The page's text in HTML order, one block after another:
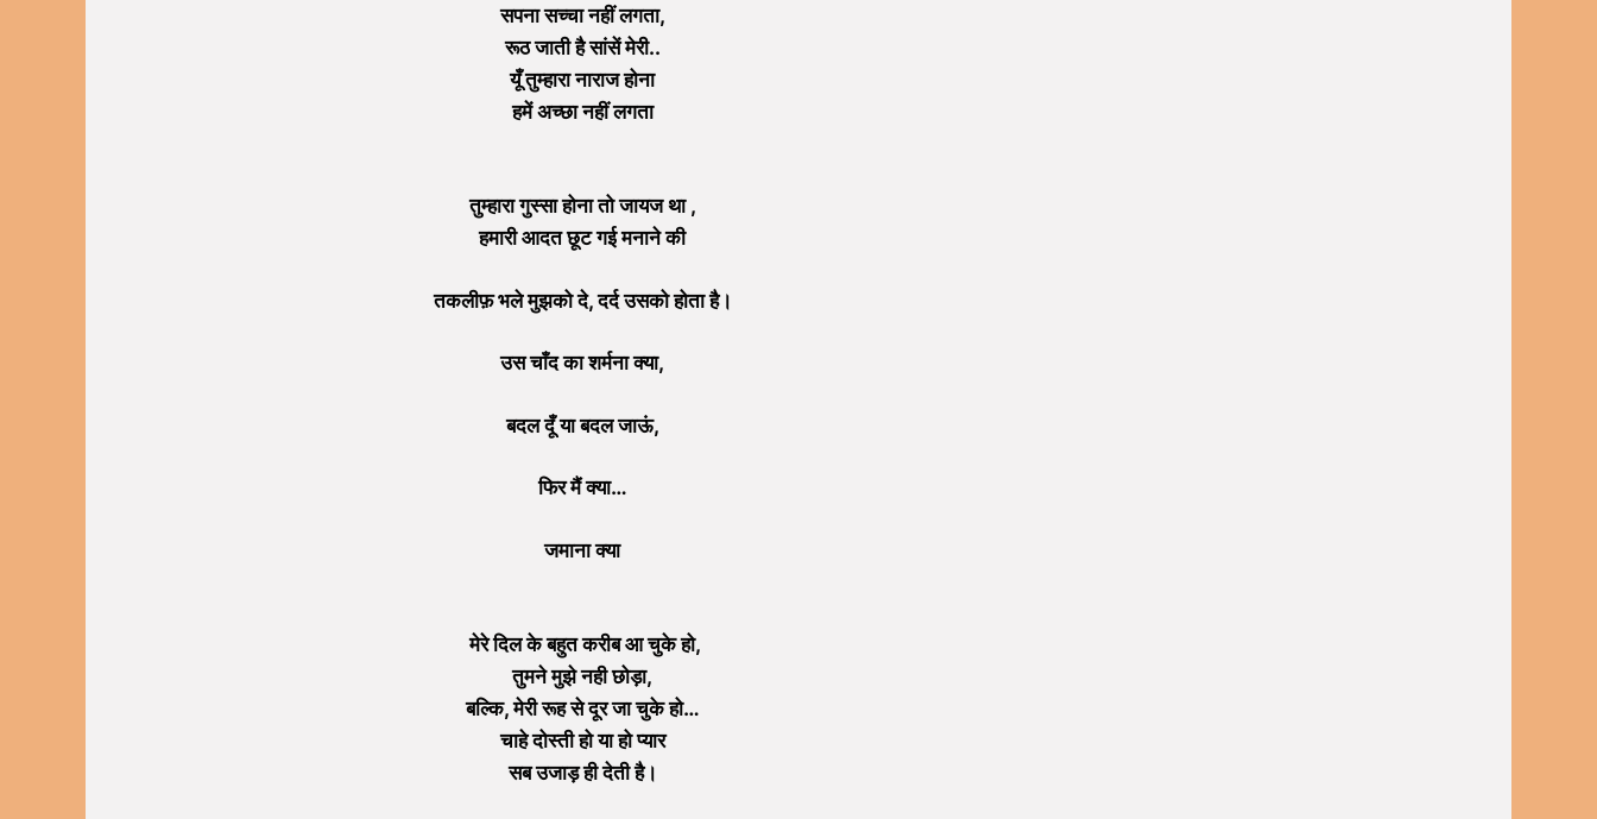
सपना सच्चा नहीं लगता,
रूठ जाती है सांसें मेरी..
यूँ तुम्हारा नाराज होना
हमें अच्छा नहीं लगता
तुम्हारा गुस्सा होना तो जायज था ,
हमारी आदत छूट गई मनाने की
तकलीफ़ भले मुझको दे, दर्द उसको होता है।
उस चाँद का शर्मना क्या,
बदल दूँ या बदल जाऊं,
फिर मैं क्या…
जमाना क्या
मेरे दिल के बहुत करीब आ चुके हो,
तुमने मुझे नही छोड़ा,
बल्कि, मेरी रूह से दूर जा चुके हो…
चाहे दोस्ती हो या हो प्यार
सब उजाड़ ही देती है।